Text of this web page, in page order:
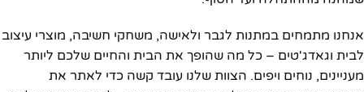
אנחנו מתמחים במתנות לגבר ולאישה, משחקי חשיבה, מוצרי עיצוב
לבית וגאדג'טים – כל מה שהופך את הבית והחיים שלכם ליותר
מעניינים, נוחים ויפים. הצוות שלנו עובד קשה כדי לאתר את